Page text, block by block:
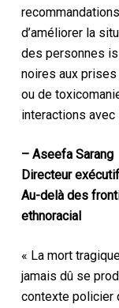
d’améliorer la
des personnes
noires aux
ou de
interactions avec
– Aseefa Sarang
Directeur exécutif
Au-delà des
ethnoracial
« La mort
jamais dû se
contexte policier